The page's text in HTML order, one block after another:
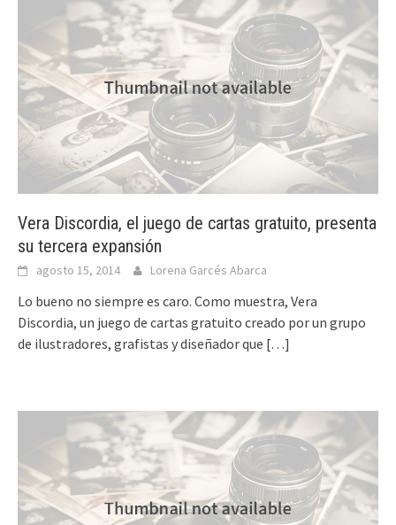
Vera Discordia, el juego de cartas gratuito, presenta
su tercera expansión
agosto 15, 2014 Lorena Garcés Abarca
Lo bueno no siempre es caro. Como muestra, Vera
Discordia, un juego de cartas gratuito creado por un grupo
de ilustradores, grafistas y diseñador que […]